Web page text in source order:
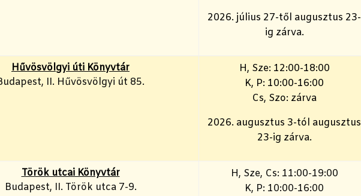
2026. július 27-től augusztus 23-
ig zárva.
Hűvösvölgyi úti Könyvtár
II. Hűvösvölgyi út 85.
H, Sze: 12:00-18:00
K, P: 10:00-16:00
Cs, Szo: zárva
2026. augusztus 3-tól augusztus
23-ig zárva.
Török utcai Könyvtár
Budapest, II. Török utca 7-9.
H, Sze, Cs: 11:00-19:00
K, P: 10:00-16:00